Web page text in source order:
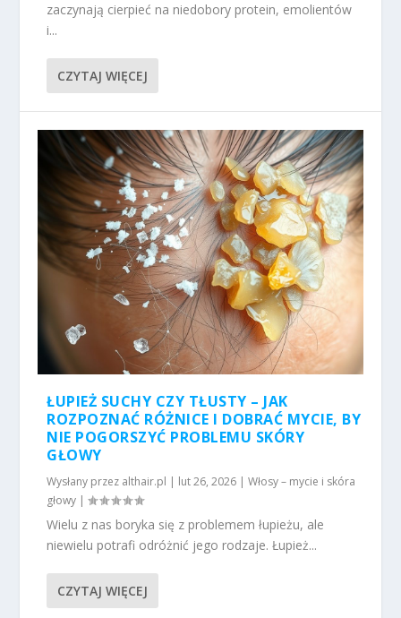
zaczynają cierpieć na niedobory protein, emolientów
i...
CZYTAJ WIĘCEJ
ŁUPIEŻ SUCHY CZY TŁUSTY – JAK
ROZPOZNAĆ RÓŻNICE I DOBRAĆ MYCIE, BY
NIE POGORSZYĆ PROBLEMU SKÓRY
GŁOWY
Wysłany przez althair.pl | lut 26, 2026 |Włosy – mycie i skóra
głowy |
Wielu z nas boryka się z problemem łupieżu, ale
niewielu potrafi odróżnić jego rodzaje. Łupież...
CZYTAJ WIĘCEJ